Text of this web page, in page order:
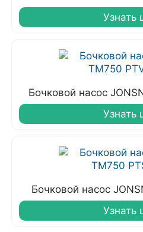
Узнать
Бочковой насос
Узнать
Бочковой насос
Узнать